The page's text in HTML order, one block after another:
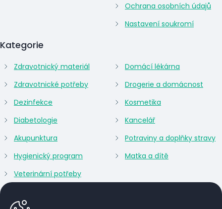
Kategorie
Zdravotnický materiál
Zdravotnické potřeby
Dezinfekce
Diabetologie
Akupunktura
Hygienický program
Veterinární potřeby
Domácí lékárna
Drogerie a domácnost
Kosmetika
Kancelář
Potraviny a doplňky stravy
Matka a dítě
Ochrana osobních údajů
Nastavení soukromí